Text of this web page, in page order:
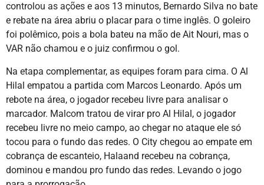
controlou as ações e aos 13 minutos, Bernardo Silva no bate
e rebate na área abriu o placar para o time inglês. O goleiro
foi polêmico, pois a bola bateu na mão de Ait Nouri, mas o
VAR não chamou e o juiz confirmou o gol.
Na etapa complementar, as equipes foram para cima. O Al
Hilal empatou a partida com Marcos Leonardo. Após um
rebote na área, o jogador recebeu livre para analisar o
marcador. Malcom tratou de virar pro Al Hilal, o jogador
recebeu livre no meio campo, ao chegar no ataque ele só
tocou para o fundo das redes. O City chegou ao empate em
cobrança de escanteio, Halaand recebeu na cobrança,
dominou e mandou pro fundo das redes. Levando o jogo